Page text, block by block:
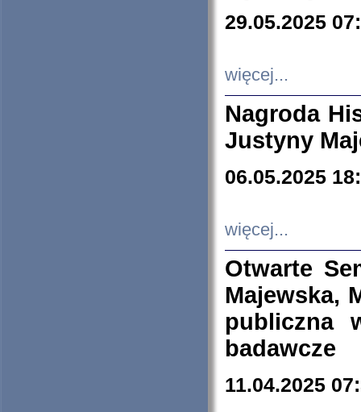
29.05.2025
więcej...
Nagroda
Justyny
06.05.2025
więcej...
Otwarte
Majewska,
publiczna
badawcze
11.04.2025